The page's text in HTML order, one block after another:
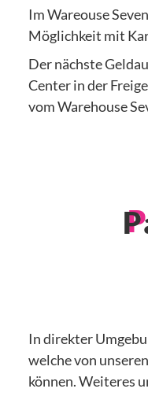
Im Wareouse
Möglichkeit mit
Der nächste
Center in der
vom Warehouse
In direkter
welche von
können. Weiteres